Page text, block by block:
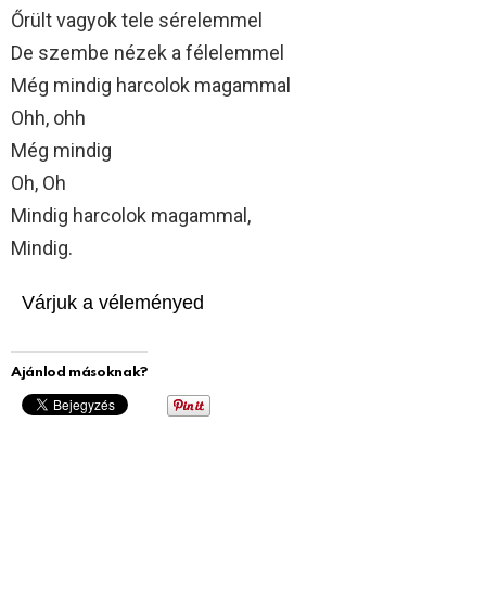
Őrült vagyok tele sérelemmel
De szembe nézek a félelemmel
Még mindig harcolok magammal
Ohh, ohh
Még mindig
Oh, Oh
Mindig harcolok magammal,
Mindig.
Várjuk a véleményed
Ajánlod másoknak?